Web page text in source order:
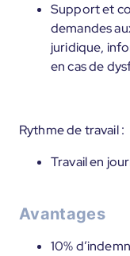
Support et
demandes
juridique,
en cas de
Rythme de travail :
Travail en
Avantages
10%